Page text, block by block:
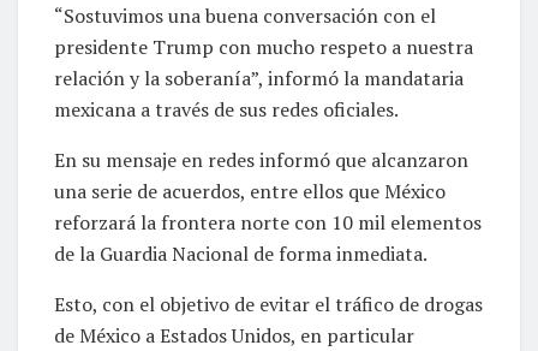
“Sostuvimos una buena conversación con el
presidente Trump con mucho respeto a nuestra
relación y la soberanía”, informó la mandataria
mexicana a través de sus redes oficiales.
En su mensaje en redes informó que alcanzaron
una serie de acuerdos, entre ellos que México
reforzará la frontera norte con 10 mil elementos
de la Guardia Nacional de forma inmediata.
Esto, con el objetivo de evitar el tráfico de drogas
de México a Estados Unidos, en particular